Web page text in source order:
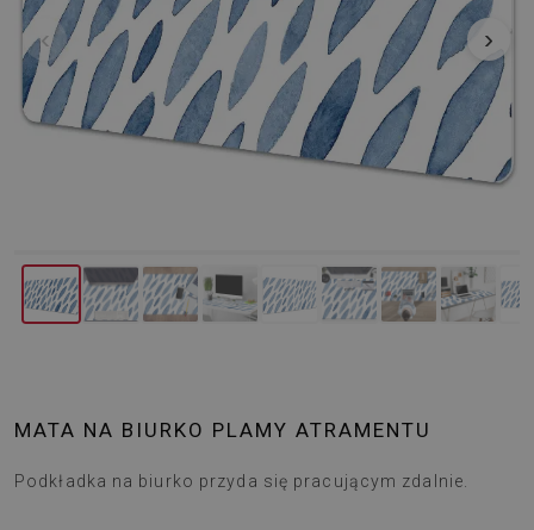
‹ ›
MATA NA BIURKO PLAMY ATRAMENTU
Podkładka na biurko przyda się pracującym zdalnie.